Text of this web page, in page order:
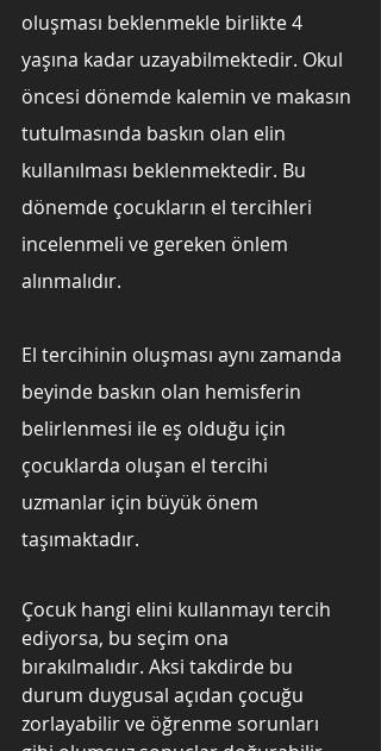
oluşması beklenmekle birlikte 4
yaşına kadar uzayabilmektedir. Okul
öncesi dönemde kalemin ve makasın
tutulmasında baskın olan elin
kullanılması beklenmektedir. Bu
dönemde çocukların el tercihleri
incelenmeli ve gereken önlem
alınmalıdır.
El tercihinin oluşması aynı zamanda
beyinde baskın olan hemisferin
belirlenmesi ile eş olduğu için
çocuklarda oluşan el tercihi
uzmanlar için büyük önem
taşımaktadır.
Çocuk hangi elini kullanmayı tercih
ediyorsa, bu seçim ona
bırakılmalıdır. Aksi takdirde bu
durum duygusal açıdan çocuğu
zorlayabilir ve öğrenme sorunları